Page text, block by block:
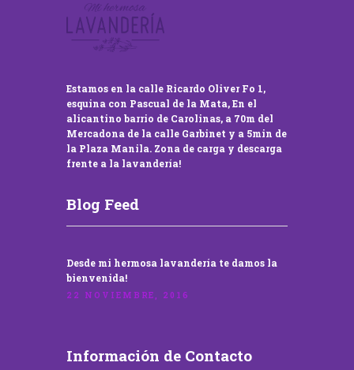
Estamos en la calle Ricardo Oliver Fo 1,
esquina con Pascual de la Mata, En el
alicantino barrio de Carolinas, a 70m del
Mercadona de la calle Garbinet y a 5min de
la Plaza Manila. Zona de carga y descarga
frente a la lavandería!
Blog Feed
Desde mi hermosa lavandería te damos la
bienvenida!
22 NOVIEMBRE, 2016
Información de Contacto